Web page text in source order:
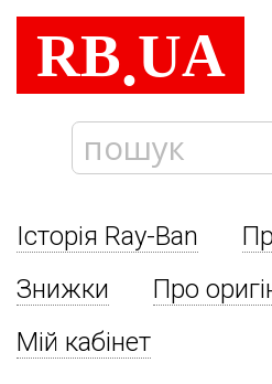
RB.UA
Історія Ray-Ban
Знижки
Про
Мій кабінет